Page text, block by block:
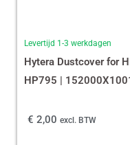
Levertijd 1-3 werkdagen
Hytera Dustcover for
HP795 |
€ 2,00 excl. BTW